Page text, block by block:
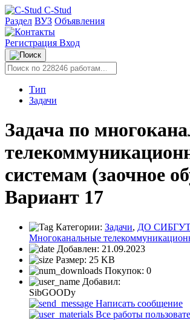
C-Stud
Раздел ВУЗ Объявления
Регистрация Вход
Тип
Задачи
Задача по
системам (заочное
Вариант 17
Категории: Задачи, ДО
Многоканальные
Добавлен: 21.09.2023
Размер: 25 KB
Покупок: 0
Добавил:
SibGOODy
Написать сообщение
Все работы